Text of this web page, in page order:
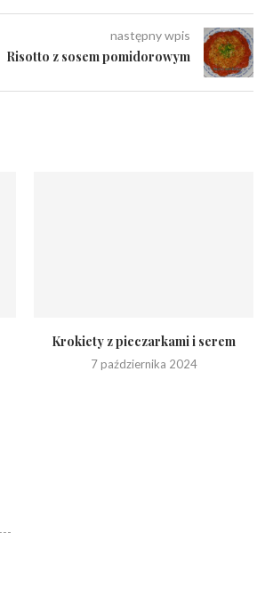
następny wpis
Risotto z sosem pomidorowym
Krokiety z pieczarkami i serem
7 października 2024